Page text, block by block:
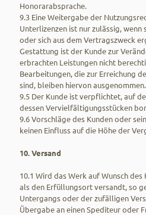
Honorarabsprache.
9.3 Eine Weitergabe der
Unterlizenzen ist nur zulässig,
oder sich aus dem Vertragszweck
Gestattung ist der Kunde zur
erbrachten Leistungen nicht
Bearbeitungen, die zur Erreichung
sind, bleiben hiervon ausgenommen.
9.5 Der Kunde ist verpflichtet, auf
dessen Vervielfältigungsstücken
9.6 Vorschläge des Kunden oder
keinen Einfluss auf die Höhe der
10. Versand
10.1 Wird das Werk auf Wunsch
als den Erfüllungsort versandt, so
Untergangs oder der zufälligen
Übergabe an einen Spediteur oder